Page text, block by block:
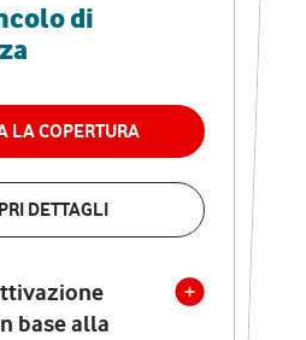
di
LA COPERTURA
DETTAGLI
base alla
FISSA + VODAFONE CLUB
VERIFICA LA COPERTURA
di attivazione
in base alla